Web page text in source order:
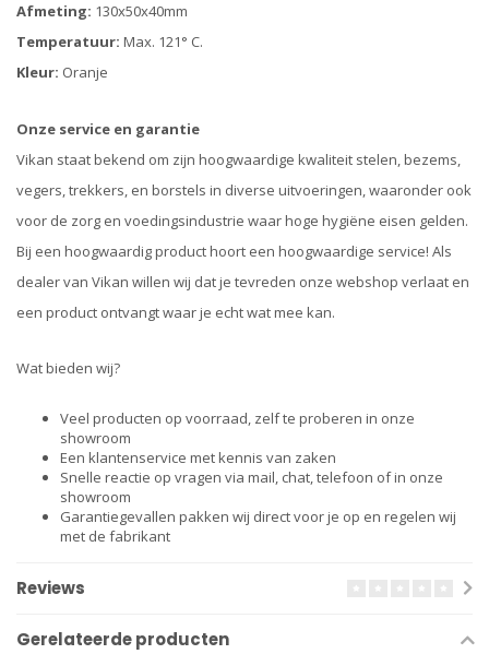
Afmeting: 130x50x40mm
Temperatuur: Max. 121° C.
Kleur: Oranje
Onze service en garantie
Vikan staat bekend om zijn hoogwaardige kwaliteit stelen, bezems,
vegers, trekkers, en borstels in diverse uitvoeringen, waaronder ook
voor de zorg en voedingsindustrie waar hoge hygiëne eisen gelden.
Bij een hoogwaardig product hoort een hoogwaardige service! Als
dealer van Vikan willen wij dat je tevreden onze webshop verlaat en
een product ontvangt waar je echt wat mee kan.
Wat bieden wij?
Veel producten op voorraad, zelf te proberen in onze
showroom
Een klantenservice met kennis van zaken
Snelle reactie op vragen via mail, chat, telefoon of in onze
showroom
Garantiegevallen pakken wij direct voor je op en regelen wij
met de fabrikant
Reviews
Gerelateerde producten